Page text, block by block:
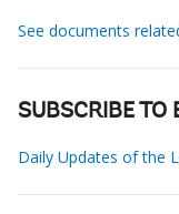
See documents
SUBSCRIBE TO
Daily Updates of the